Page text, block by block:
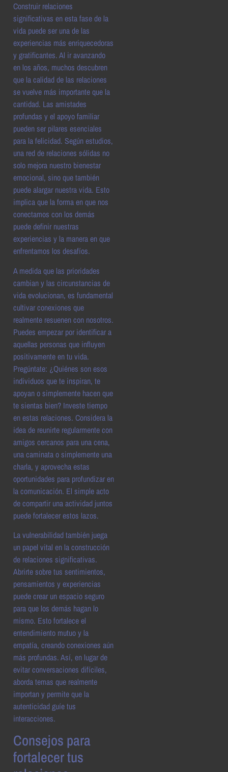
Construir relaciones
significativas en esta fase de la
vida puede ser una de las
experiencias más enriquecedoras
y gratificantes. Al ir avanzando
en los años, muchos descubren
que la calidad de las relaciones
se vuelve más importante que la
cantidad. Las amistades
profundas y el apoyo familiar
pueden ser pilares esenciales
para la felicidad. Según estudios,
una red de relaciones sólidas no
solo mejora nuestro bienestar
emocional, sino que también
puede alargar nuestra vida. Esto
implica que la forma en que nos
conectamos con los demás
puede definir nuestras
experiencias y la manera en que
enfrentamos los desafíos.
A medida que las prioridades
cambian y las circunstancias de
vida evolucionan, es fundamental
cultivar conexiones que
realmente resuenen con nosotros.
Puedes empezar por identificar a
aquellas personas que influyen
positivamente en tu vida.
Pregúntate: ¿Quiénes son esos
individuos que te inspiran, te
apoyan o simplemente hacen que
te sientas bien? Investe tiempo
en estas relaciones. Considera la
idea de reunirte regularmente con
amigos cercanos para una cena,
una caminata o simplemente una
charla, y aprovecha estas
oportunidades para profundizar en
la comunicación. El simple acto
de compartir una actividad juntos
puede fortalecer estos lazos.
La vulnerabilidad también juega
un papel vital en la construcción
de relaciones significativas.
Abrirte sobre tus sentimientos,
pensamientos y experiencias
puede crear un espacio seguro
para que los demás hagan lo
mismo. Esto fortalece el
entendimiento mutuo y la
empatía, creando conexiones aún
más profundas. Así, en lugar de
evitar conversaciones difíciles,
aborda temas que realmente
importan y permite que la
autenticidad guíe tus
interacciones.
Consejos para
fortalecer tus